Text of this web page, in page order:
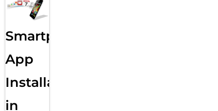
Smartphone
App
Installation
in